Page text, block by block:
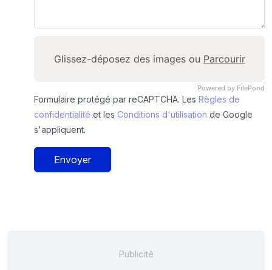
Powered by FilePond
Glissez-déposez des images ou Parcourir
Formulaire protégé par reCAPTCHA. Les Règles de
confidentialité et les Conditions d'utilisation de Google
s'appliquent.
Envoyer